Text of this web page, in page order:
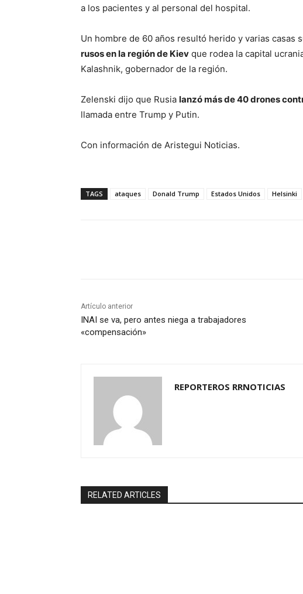
a los pacientes y al personal del hospital.
Un hombre de 60 años resultó herido y varias casas
rusos en la región de Kiev que rodea la capital
Kalashnik, gobernador de la región.
Zelenski dijo que Rusia lanzó más de 40 drones
llamada entre Trump y Putin.
Con información de Aristegui Noticias.
TAGS ataques Donald Trump Estados Unidos Helsinki
Artículo anterior
INAI se va, pero antes niega a trabajadores
«compensación»
REPORTEROS RRNOTICIAS
RELATED ARTICLES